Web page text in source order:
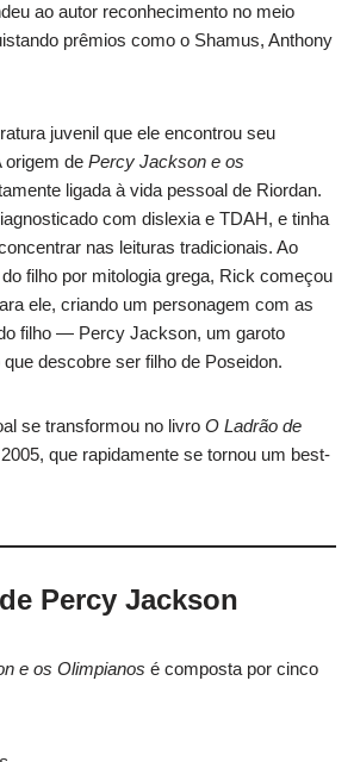
ao autor reconhecimento no meio
prêmios como o Shamus, Anthony
juvenil que ele encontrou seu
origem de Percy Jackson e os
ligada à vida pessoal de Riordan.
com dislexia e TDAH, e tinha
nas leituras tradicionais. Ao
filho por mitologia grega, Rick começou
ele, criando um personagem com as
filho — Percy Jackson, um garoto
descobre ser filho de Poseidon.
se transformou no livro O Ladrão de
que rapidamente se tornou um best-
Percy Jackson
e os Olimpianos é composta por cinco